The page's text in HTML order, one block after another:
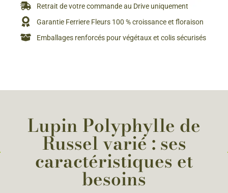
Retrait de votre commande au Drive uniquement
Garantie Ferriere Fleurs 100 % croissance et floraison
Emballages renforcés pour végétaux et colis sécurisés
Lupin Polyphylle de
Russel varié : ses
caractéristiques et
besoins